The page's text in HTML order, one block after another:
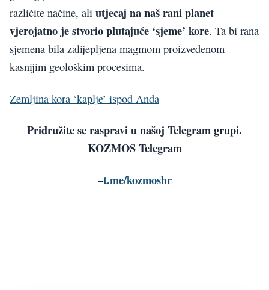
različite načine, ali utjecaj na naš rani planet
vjerojatno je stvorio plutajuće ‘sjeme’ kore. Ta bi rana
sjemena bila zalijepljena magmom proizvedenom
kasnijim geološkim procesima.
Zemljina kora ‘kaplje’ ispod Anda
Pridružite se raspravi u našoj Telegram grupi.
KOZMOS Telegram
–t.me/kozmoshr